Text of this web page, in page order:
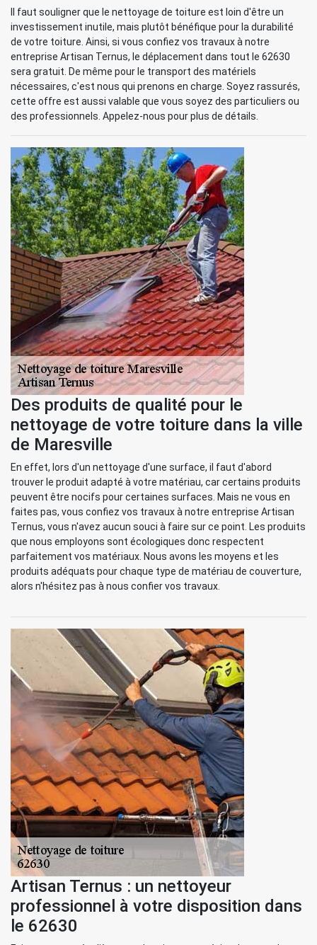
Il faut souligner que le nettoyage de toiture est loin d'être un
investissement inutile, mais plutôt bénéfique pour la durabilité
de votre toiture. Ainsi, si vous confiez vos travaux à notre
entreprise Artisan Ternus, le déplacement dans tout le 62630
sera gratuit. De même pour le transport des matériels
nécessaires, c'est nous qui prenons en charge. Soyez rassurés,
cette offre est aussi valable que vous soyez des particuliers ou
des professionnels. Appelez-nous pour plus de détails.
Des produits de qualité pour le
nettoyage de votre toiture dans la ville
de Maresville
En effet, lors d'un nettoyage d'une surface, il faut d'abord
trouver le produit adapté à votre matériau, car certains produits
peuvent être nocifs pour certaines surfaces. Mais ne vous en
faites pas, vous confiez vos travaux à notre entreprise Artisan
Ternus, vous n'avez aucun souci à faire sur ce point. Les produits
que nous employons sont écologiques donc respectent
parfaitement vos matériaux. Nous avons les moyens et les
produits adéquats pour chaque type de matériau de couverture,
alors n'hésitez pas à nous confier vos travaux.
Artisan Ternus : un nettoyeur
professionnel à votre disposition dans
le 62630